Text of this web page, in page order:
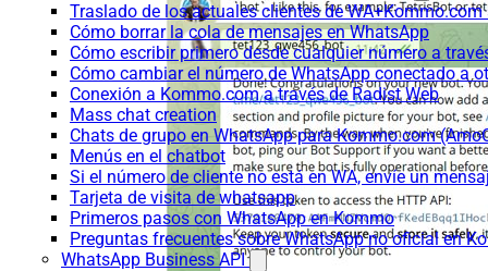
Traslado de los actuales clientes de
Cómo borrar la cola de mensajes en WhatsApp
Cómo escribir primero desde cualquier número a
Cómo cambiar el número de WhatsApp conectado a
Conexión a Kommo.com a través de Radist Web
Mass chat creation
Chats de grupo en WhatsApp para Kommo.com
Menús en el chatbot
Si el número de cliente no está en WA, envíe un
Tarjeta de visita de whatsapp
Primeros pasos con WhatsApp en Kommo
Preguntas frecuentes sobre WhatsApp no oficial en
WhatsApp Business API